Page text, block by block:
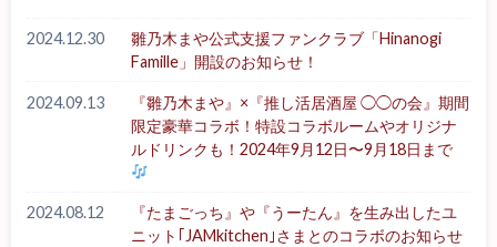
2024.12.30
雛乃木まや公式支援ファンクラブ「Hinanogi
Famille」開設のお知らせ！
2024.09.13
『雛乃木まや』×『推し活居酒屋 ◯◯の会』期間
限定豪華コラボ！特設コラボルームやオリジナ
ルドリンクも！2024年9月12日〜9月18日まで
2024.08.12
『たまごっち』や『うーたん』を生み出したユ
ニット｢JAMkitchen｣さまとのコラボのお知らせ